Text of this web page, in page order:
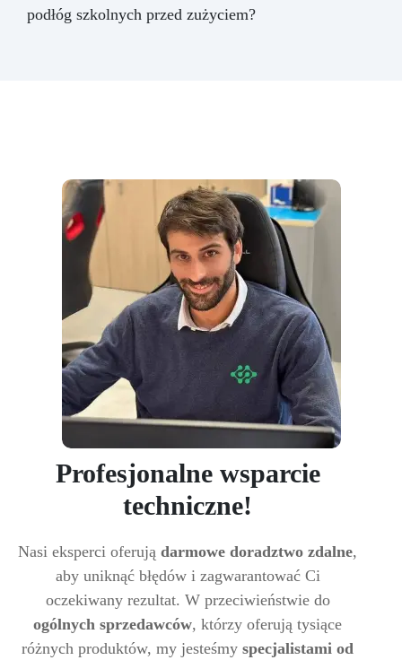
podłóg szkolnych przed zużyciem?
Profesjonalne wsparcie
techniczne!
Nasi eksperci oferują darmowe doradztwo zdalne,
aby uniknąć błędów i zagwarantować Ci
oczekiwany rezultat. W przeciwieństwie do
ogólnych sprzedawców, którzy oferują tysiące
różnych produktów, my jesteśmy specjalistami od